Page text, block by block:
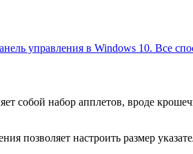
управления в Windows 10. Все
собой набор апплетов, вроде
позволяет настроить размер